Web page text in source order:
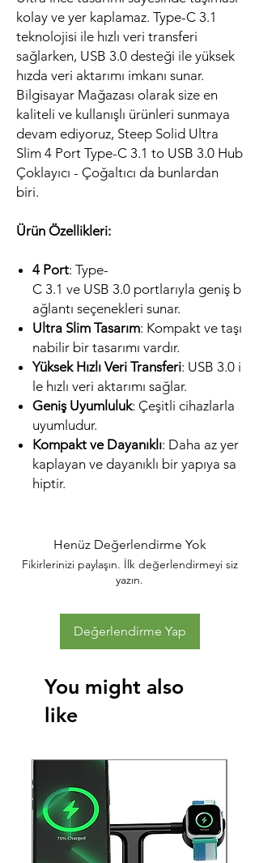
kolay ve yer kaplamaz. Type-C 3.1
teknolojisi ile hızlı veri transferi
sağlarken, USB 3.0 desteği ile yüksek
hızda veri aktarımı imkanı sunar.
Bilgisayar Mağazası olarak size en
kaliteli ve kullanışlı ürünleri sunmaya
devam ediyoruz, Steep Solid Ultra
Slim 4 Port Type-C 3.1 to USB 3.0 Hub
Çoklayıcı - Çoğaltıcı da bunlardan
biri.
Ürün Özellikleri:
4 Port: Type-
C 3.1 ve USB 3.0 portlarıyla geniş b
ağlantı seçenekleri sunar.
Ultra Slim Tasarım: Kompakt ve taşı
nabilir bir tasarımı vardır.
Yüksek Hızlı Veri Transferi: USB 3.0 i
le hızlı veri aktarımı sağlar.
Geniş Uyumluluk: Çeşitli cihazlarla
uyumludur.
Kompakt ve Dayanıklı: Daha az yer
kaplayan ve dayanıklı bir yapıya sa
hiptir.
Henüz Değerlendirme Yok
Fikirlerinizi paylaşın. İlk değerlendirmeyi siz
yazın.
Değerlendirme Yap
You might also
like